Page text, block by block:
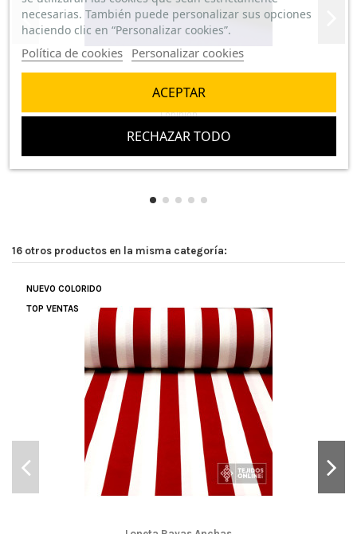
1 opinión
5,50 €/m
16 otros productos en la misma categoría:
NUEVO COLORIDO
TOP VENTAS
necesarias. También puede personalizar sus opciones
haciendo clic en “Personalizar cookies”.
Política de cookies Personalizar cookies
RECHAZAR TODO
ACEPTAR